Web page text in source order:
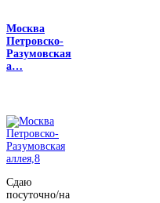
Москва
Петровско-
Разумовская
а…
Сдаю
посуточно/на